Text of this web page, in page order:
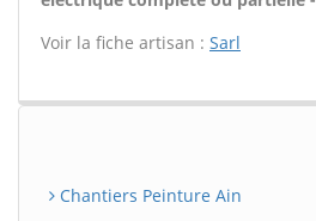
Voir la fiche artisan : Sarl
Chantiers Peinture Ain